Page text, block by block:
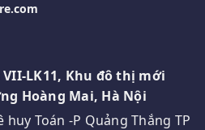
VII-LK11, Khu đô thị mới
Hoàng Mai, Hà Nội
huy Toán -P Quảng Thắng TP